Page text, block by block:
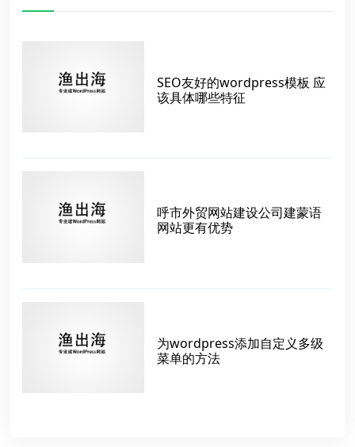
SEO友好的wordpress模板 应
该具体哪些特征
呼市外贸网站建设公司建蒙语
网站更有优势
为wordpress添加自定义多级
菜单的方法